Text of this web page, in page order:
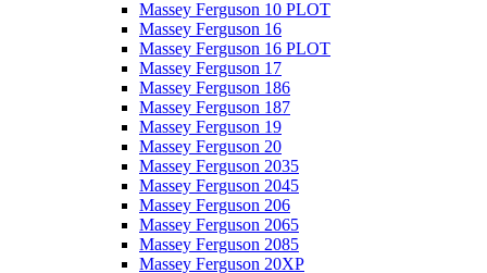
Massey Ferguson 10 PLOT
Massey Ferguson 16
Massey Ferguson 16 PLOT
Massey Ferguson 17
Massey Ferguson 186
Massey Ferguson 187
Massey Ferguson 19
Massey Ferguson 20
Massey Ferguson 2035
Massey Ferguson 2045
Massey Ferguson 206
Massey Ferguson 2065
Massey Ferguson 2085
Massey Ferguson 20XP